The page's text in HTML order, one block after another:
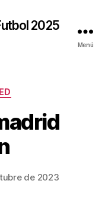
2025
Menú
de 2023